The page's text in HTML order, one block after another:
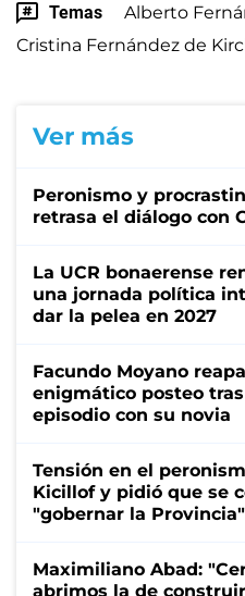
Temas
Alberto
Cristina Fernández de
Ver más
Peronismo y
retrasa el diálogo con
La UCR bonaerense
una jornada política
dar la pelea en 2027
Facundo Moyano
enigmático posteo
episodio con su novia
Tensión en el
Kicillof y pidió que se
"gobernar la Provincia"
Maximiliano Abad:
abrimos la de